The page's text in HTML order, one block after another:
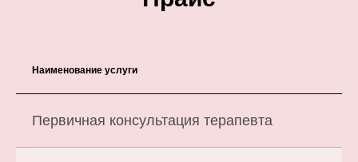
Наименование услуги
Первичная консультация терапевта